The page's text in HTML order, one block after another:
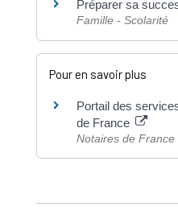
Préparer sa
Famille - Scolarité
Pour en savoir plus
Portail des
de France
Notaires de France